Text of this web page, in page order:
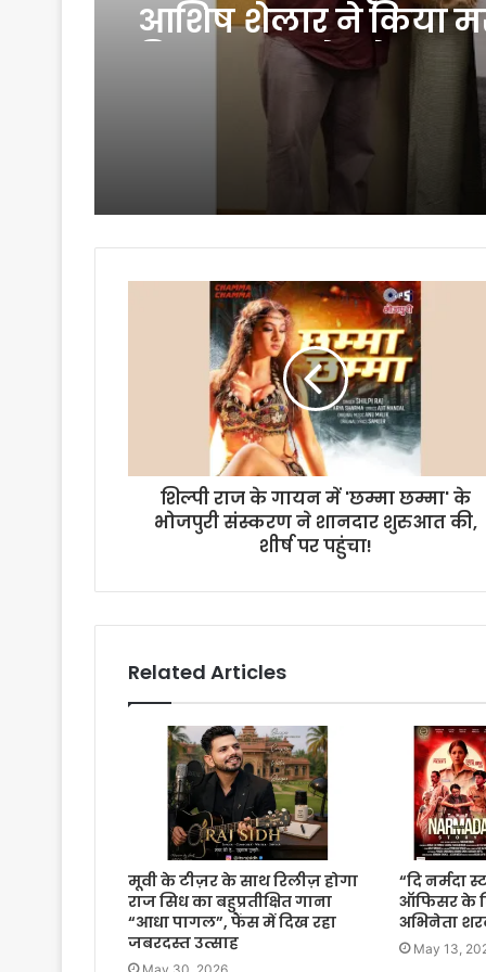
आशिष शेलार ने किया
फिल्म ‘लाडू’ के पोस्टर का
अनावरण
शिल्पी राज के गायन में 'छम्मा छम्मा' के
भोजपुरी संस्करण ने शानदार शुरुआत की,
शीर्ष पर पहुंचा!
Related Articles
मूवी के टीज़र के साथ रिलीज़ होगा
राज सिध का बहुप्रतीक्षित गाना
“आधा पागल”, फैंस में दिख रहा
जबरदस्त उत्साह
“दि नर्मदा
ऑफिसर के
अभिनेता
May 13,